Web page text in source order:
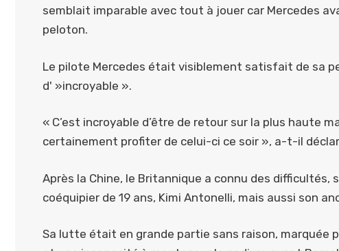
semblait imparable avec tout à jouer car Mercedes
peloton.
Le pilote Mercedes était visiblement satisfait de sa
d' »incroyable ».
« C’est incroyable d’être de retour sur la plus haute
certainement profiter de celui-ci ce soir », a-t-il
Après la Chine, le Britannique a connu des
coéquipier de 19 ans, Kimi Antonelli, mais aussi son
Sa lutte était en grande partie sans raison, marquée